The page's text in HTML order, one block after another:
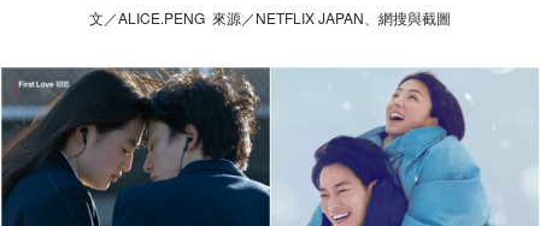
文／ALICE.PENG 來源／NETFLIX JAPAN、網搜與截圖